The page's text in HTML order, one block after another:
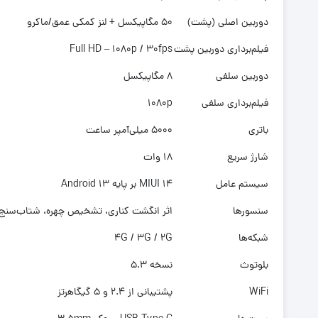
دوربین اصلی (پشت)
50 مگاپیکسل + لنز کمکی عمق/ماکرو
فیلم‌برداری دوربین پشتFull HD – 1080p / 30fps
دوربین سلفی
8 مگاپیکسل
فیلم‌برداری سلفی
1080p
باتری
5000 میلی‌آمپر ساعت
شارژ سریع
18 وات
سیستم عامل
MIUI 14 بر پایه Android 13
سنسورها
اثر انگشت کناری، تشخیص چهره،
شبکه‌ها
4G / 3G / 2G
بلوتوث
نسخه 5.3
WiFi
پشتیبانی از 2.4 و 5 گیگاهرتز